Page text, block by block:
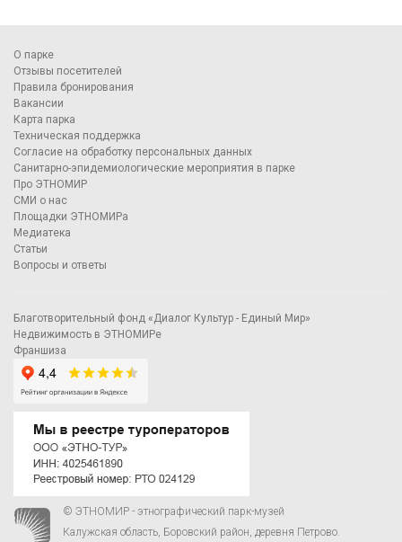
О парке
Отзывы посетителей
Правила бронирования
Вакансии
Карта парка
Техническая поддержка
Согласие на обработку персональных данных
Санитарно-эпидемиологические мероприятия в парке
Про ЭТНОМИР
СМИ о нас
Площадки ЭТНОМИРа
Медиатека
Статьи
Вопросы и ответы
Благотворительный фонд «Диалог Культур - Единый Мир»
Недвижимость в ЭТНОМИРе
Франшиза
© ЭТНОМИР - этнографический парк-музей
Калужская область, Боровский район, деревня Петрово.